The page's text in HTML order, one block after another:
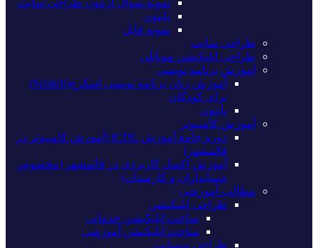
پایتون
نمونه فایل
طراحی سایت
طراحی اپلیکیشن موبایلی
اموزش برنامه نویسی
آموزش زبان برنامه نویسی اسکرچ(Scratch)
برای کودکان
پایتون
آموزش کامپیوتر
دوره جامع آموزش ICDL (آموزش کامپیوتر در
قائمشهر)
آموزش اکسل کاربردی در قائمشهر (مخصوص
حسابداران و کارمندان)
مطالب آموزشی
طراحی اپلیکیشن
ساخت اپلیکیشن خدماتی
ساخت اپلیکیشن آموزشی
طراحی وبسایت